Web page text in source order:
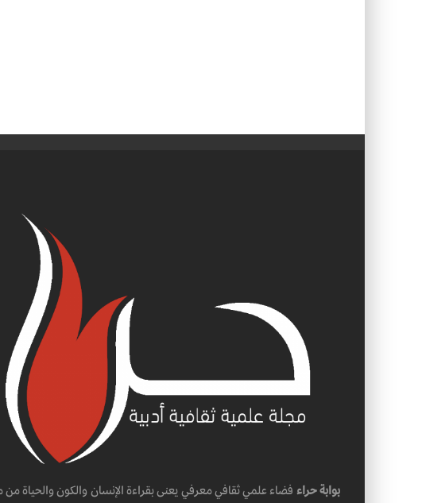
بوابة حراء فضاء علمي ثقافي معرفي يعنى بقراءة الإنسان والكون والحياة